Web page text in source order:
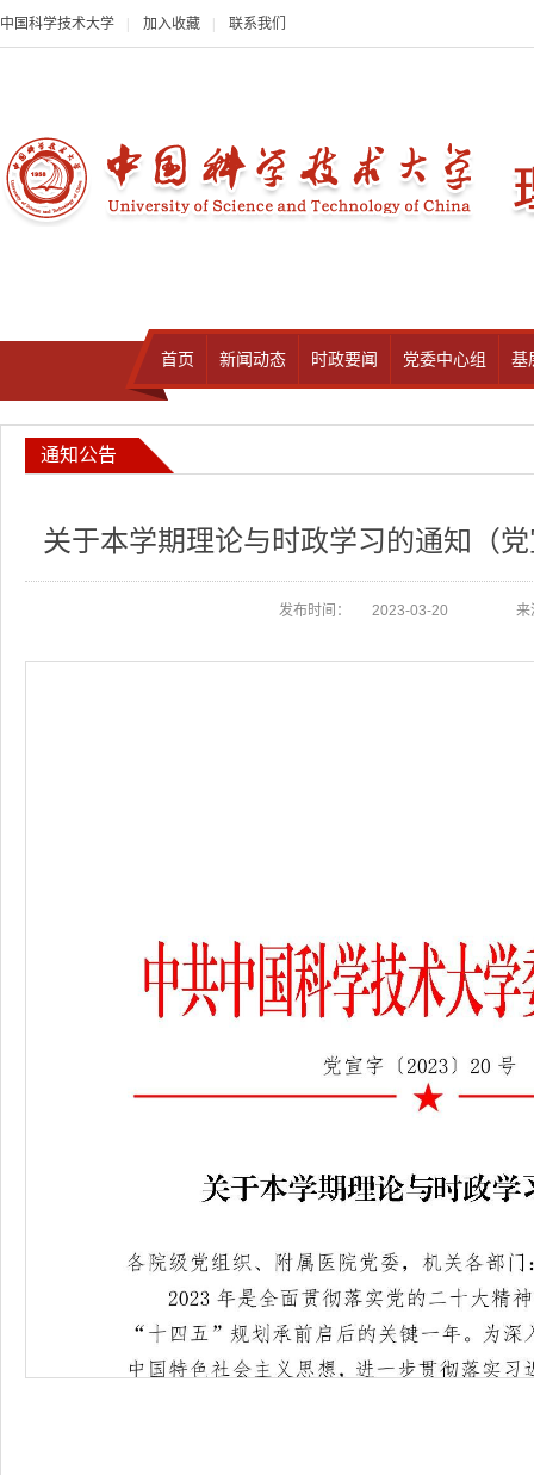
中国科学技术大学 加入收藏 联系我们
首页 新闻动态 时政要闻 党委中心组 基
通知公告
关于本学期理论与时政学习的通知（
发布时间： 2023-03-20 来